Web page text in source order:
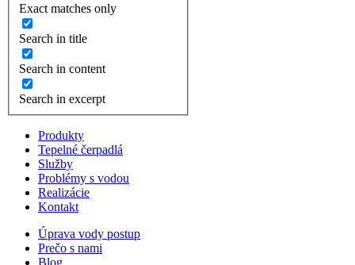
Exact matches only
Search in title
Search in content
Search in excerpt
Produkty
Tepelné čerpadlá
Služby
Problémy s vodou
Realizácie
Kontakt
Úprava vody postup
Prečo s nami
Blog